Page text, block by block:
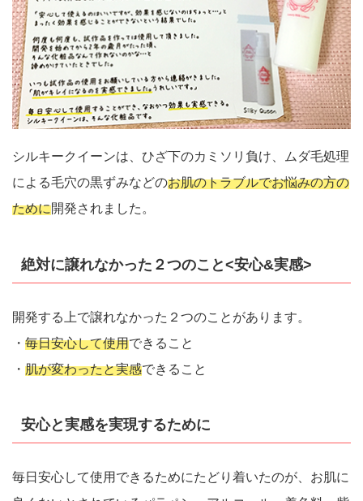
シルキークイーンは、ひざ下のカミソリ負け、ムダ毛処理
による毛穴の黒ずみなどのお肌のトラブルでお悩みの方の
ために開発されました。
絶対に譲れなかった２つのこと<安心&実感>
開発する上で譲れなかった２つのことがあります。
・ 毎日安心して使用できること
・ 肌が変わったと実感できること
安心と実感を実現するために
毎日安心して使用できるためにたどり着いたのが、お肌に